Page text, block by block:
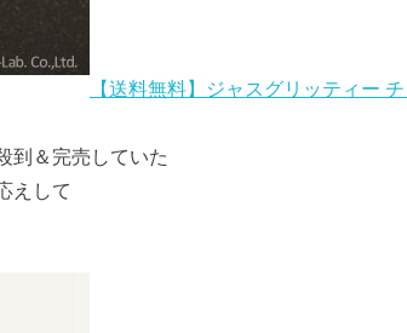
【送料無料】ジャスグリッティー
到＆完売していた
えして